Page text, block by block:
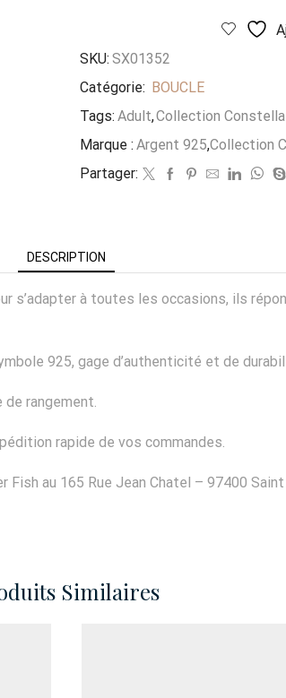
SKU: SX01352
Catégorie: BOUCLE
Tags: Adult,Collection
Marque : Argent 925,Collection
Partager:
DESCRIPTION
s’adapter à toutes les occasions, ils
925, gage d’authenticité et de
de rangement.
rapide de vos commandes.
au 165 Rue Jean Chatel – 97400
Similaires